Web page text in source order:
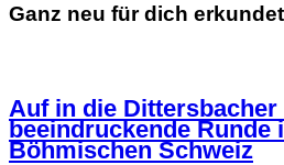
Ganz neu für dich erkundet
Auf in die
beeindruckende Runde
Böhmischen Schweiz